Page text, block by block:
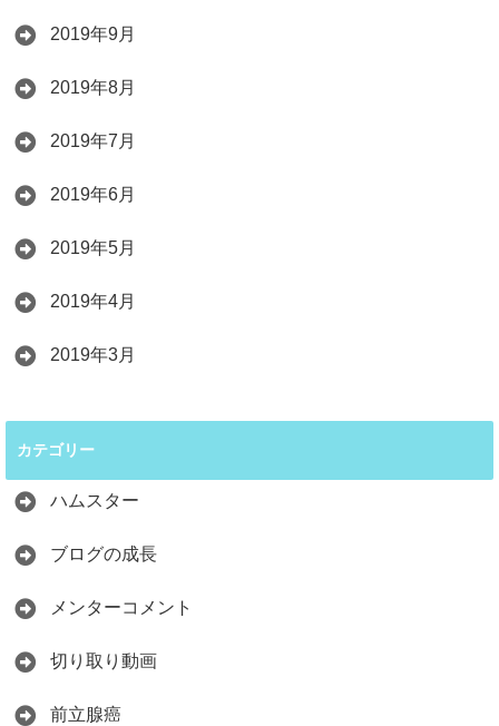
2019年9月
2019年8月
2019年7月
2019年6月
2019年5月
2019年4月
2019年3月
カテゴリー
ハムスター
ブログの成長
メンターコメント
切り取り動画
前立腺癌